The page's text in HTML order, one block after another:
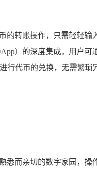
的转账操作，只需轻轻输
）的深度集成，用户可
行代币的兑换，无需繁琐
悉而亲切的数字家园，操